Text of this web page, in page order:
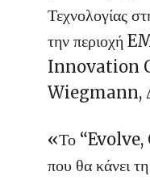
Τεχνολογίας
την περιοχή
Innovation
Wiegmann,
«Το “Evolve,
που θα κάνει